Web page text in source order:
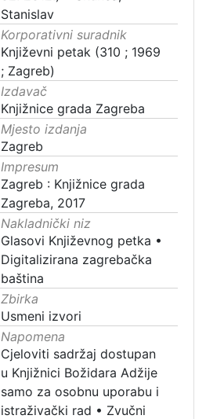
Stanislav
Korporativni suradnik
Književni petak (310 ; 1969
; Zagreb)
Izdavač
Knjižnice grada Zagreba
Mjesto izdanja
Zagreb
Impresum
Zagreb : Knjižnice grada
Zagreba, 2017
Nakladnički niz
Glasovi Književnog petka •
Digitalizirana zagrebačka
baština
Zbirka
Usmeni izvori
Napomena
Cjeloviti sadržaj dostupan
u Knjižnici Božidara Adžije
samo za osobnu uporabu i
istraživački rad • Zvučni